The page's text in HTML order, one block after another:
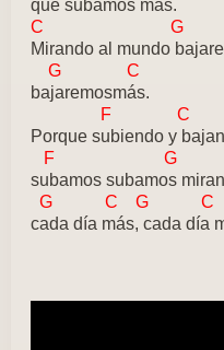
que subamos más.
C G
Mirando al mundo
G C
bajaremosmás.
F C
Porque subiendo y
F G
subamos subamos
G C G C
cada día más, cada día